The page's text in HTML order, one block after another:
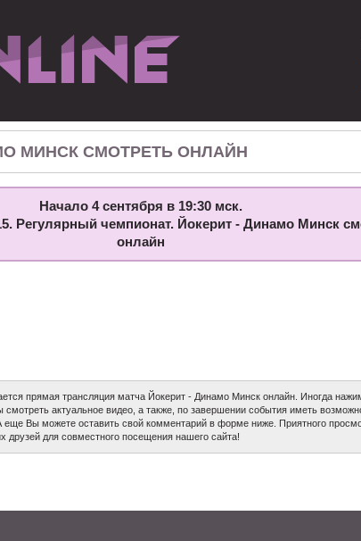
МИНСК СМОТРЕТЬ ОНЛАЙН
Начало 4 сентября в 19:30 мск.
Регулярный чемпионат. Йокерит - Динамо Минск
онлайн
прямая трансляция матча Йокерит - Динамо Минск онлайн. Иногда
смотреть актуальное видео, а также, по завершении события иметь
еще Вы можете оставить свой комментарий в форме ниже. Приятного
друзей для совместного посещения нашего сайта!